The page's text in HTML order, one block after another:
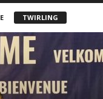
TWIRLING